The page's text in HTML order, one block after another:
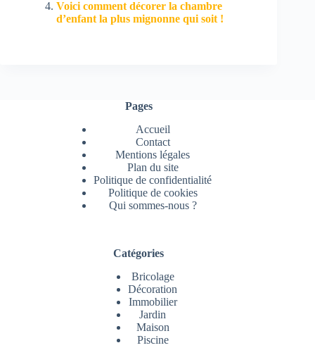
Voici comment décorer la chambre
d’enfant la plus mignonne qui soit !
Pages
Accueil
Contact
Mentions légales
Plan du site
Politique de confidentialité
Politique de cookies
Qui sommes-nous ?
Catégories
Bricolage
Décoration
Immobilier
Jardin
Maison
Piscine